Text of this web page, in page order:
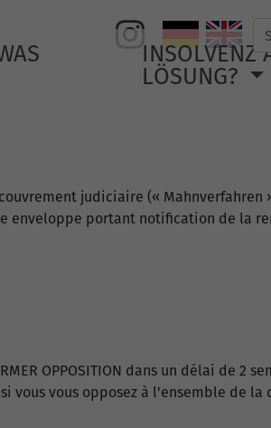
Suche
INSOLVENZ
LÖSUNG?
judiciaire (« Mahnverfahren
enveloppe portant notification de la
OPPOSITION dans un délai de 2
vous opposez à l'ensemble de la